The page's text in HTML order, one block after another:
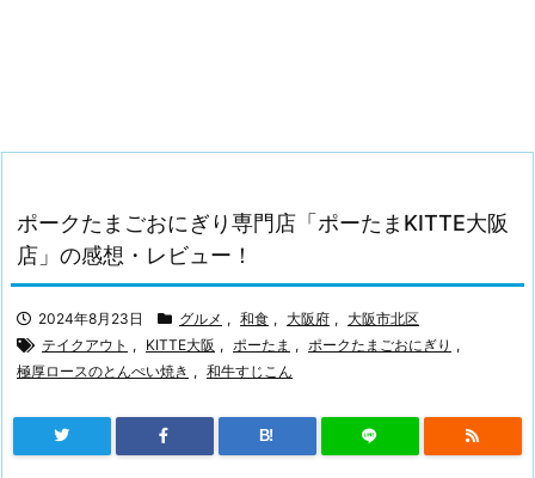
ポークたまごおにぎり専門店「ポーたまKITTE大阪
店」の感想・レビュー！
2024年8月23日 グルメ , 和食 , 大阪府 , 大阪市北区
テイクアウト , KITTE大阪 , ポーたま , ポークたまごおにぎり ,
極厚ロースのとんぺい焼き , 和牛すじこん
B!